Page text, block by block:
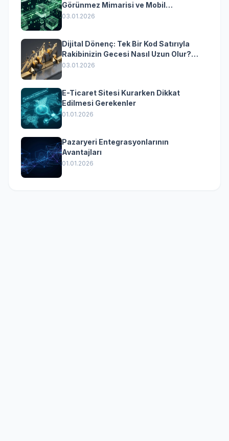
Görünmez Mimarisi ve Mobil
Dönüşümün Kurumsal Anahtarı
03.01.2026
Dijital Dönenç: Tek Bir Kod Satırıyla
Rakibinizin Gecesi Nasıl Uzun Olur?
(Kurumsal Yazılımın Güçlü Rolü)
03.01.2026
E-Ticaret Sitesi Kurarken Dikkat
Edilmesi Gerekenler
01.01.2026
Pazaryeri Entegrasyonlarının
Avantajları
01.01.2026